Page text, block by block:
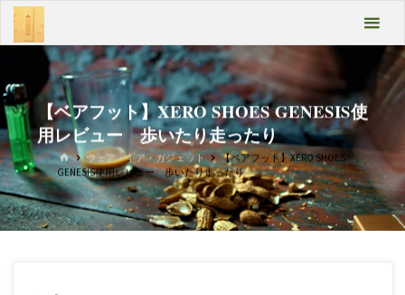
テ
ツ
へ
ス
キ
ッ
プ
ばよ
うい
こみ
ゃあ
Take
it
【ベアフット】XERO SHOES GENESIS使
用レビュー 歩いたり走ったり
ホ
ー
ム
ウェア・ギア・ガジェット
【ベアフット】XERO SHOES
GENESIS使用レビュー 歩いたり走ったり